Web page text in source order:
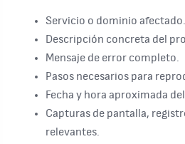
Servicio o dominio afectado.
Descripción concreta del
Mensaje de error completo.
Pasos necesarios para
Fecha y hora aproximada
Capturas de pantalla,
relevantes.